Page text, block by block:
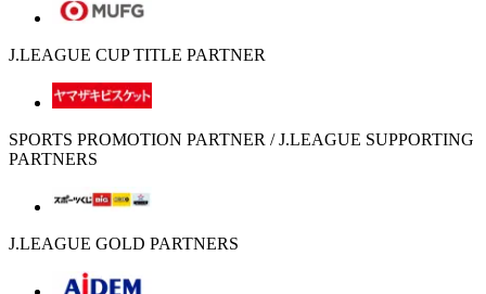
J.LEAGUE CUP TITLE PARTNER
SPORTS PROMOTION PARTNER / J.LEAGUE SUPPORTING
PARTNERS
J.LEAGUE GOLD PARTNERS